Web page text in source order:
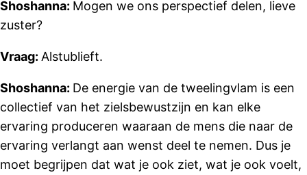
Shoshanna: Mogen we ons perspectief delen, lieve
zuster?
Vraag: Alstublieft.
Shoshanna: De energie van de tweelingvlam is een
collectief van het zielsbewustzijn en kan elke
ervaring produceren waaraan de mens die naar de
ervaring verlangt aan wenst deel te nemen. Dus je
moet begrijpen dat wat je ook ziet, wat je ook voelt,